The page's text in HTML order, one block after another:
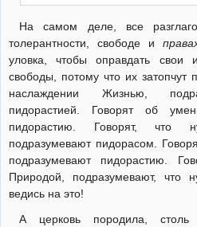
На самом деле, все
толерантности, свободе и
уловка, чтобы оправдать свои
свободы, потому что их затопчут
наслаждении Жизнью,
пидорастией. Говорят об
пидорастию. Говорят, что
подразумевают пидорасом.
подразумевают пидорастию.
Природой, подразумевают, что
ведись на это!
А церковь породила, столь